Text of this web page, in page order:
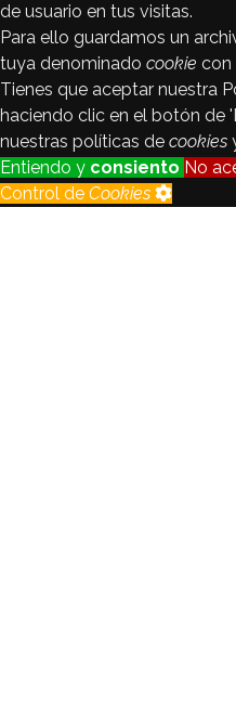
de usuario en tus visitas.
Para ello guardamos un
tuya denominado cookie con
Tienes que aceptar nuestra
haciendo clic en el botón de
nuestras políticas de cookies
Entiendo y consiento No
Control de Cookies